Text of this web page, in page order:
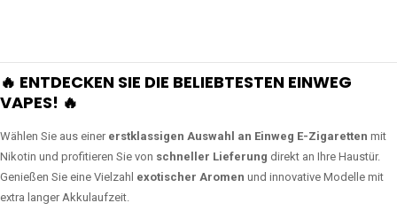
🔥 ENTDECKEN SIE DIE BELIEBTESTEN EINWEG
VAPES! 🔥
Wählen Sie aus einer erstklassigen Auswahl an Einweg E-Zigaretten mit
Nikotin und profitieren Sie von schneller Lieferung direkt an Ihre Haustür.
Genießen Sie eine Vielzahl exotischer Aromen und innovative Modelle mit
extra langer Akkulaufzeit.